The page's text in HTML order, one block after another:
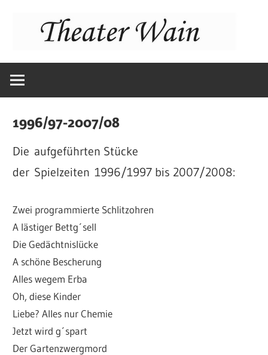
TSV
Wain
1996/97-2007/08
Die aufgeführten Stücke
der Spielzeiten 1996/1997 bis 2007/2008:
Zwei programmierte Schlitzohren
A lästiger Bettg´sell
Die Gedächtnislücke
A schöne Bescherung
Alles wegem Erba
Oh, diese Kinder
Liebe? Alles nur Chemie
Jetzt wird g´spart
Der Gartenzwergmord